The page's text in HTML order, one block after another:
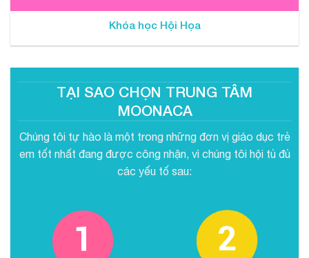
Khóa học Hội Họa
TẠI SAO CHỌN TRUNG TÂM
MOONACA
Chúng tôi tự hào là một trong những đơn vị giáo dục trẻ
em tốt nhất đang được công nhận, vì chúng tôi hội tủ đủ
các yếu tố sau: